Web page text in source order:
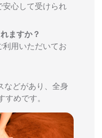
心して受けられ
ますか？
用いただいてお
などがあり、全身
めです。